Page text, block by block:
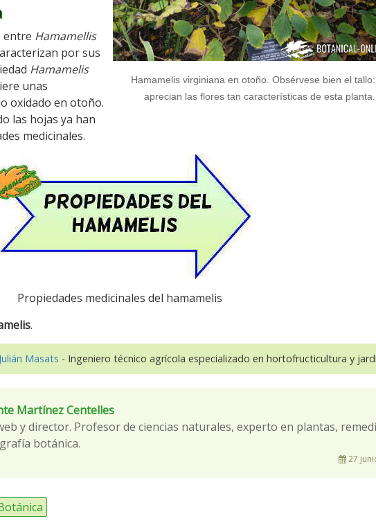
Hamamelis virginiana en otoño. Obsérvese bien el
aprecian las flores tan características de esta planta.
entre Hamamellis
por sus
Hamamelis
unas
oxidado en otoño.
las hojas ya han
medicinales.
Propiedades medicinales del hamamelis
.
Julián Masats - Ingeniero técnico agrícola especializado en hortofructicultura y
Martínez Centelles
y director. Profesor de ciencias naturales, experto en plantas,
botánica.
27